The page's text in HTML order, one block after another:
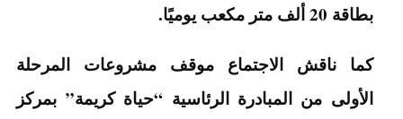
بطاقة 20 ألف متر مكعب يوميًا.
كما ناقش الاجتماع موقف مشروعات المرحلة
الأولى من المبادرة الرئاسية “حياة كريمة” بمركز